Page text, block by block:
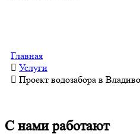
Главная
Услуги
Проект водозабора в
С нами работают